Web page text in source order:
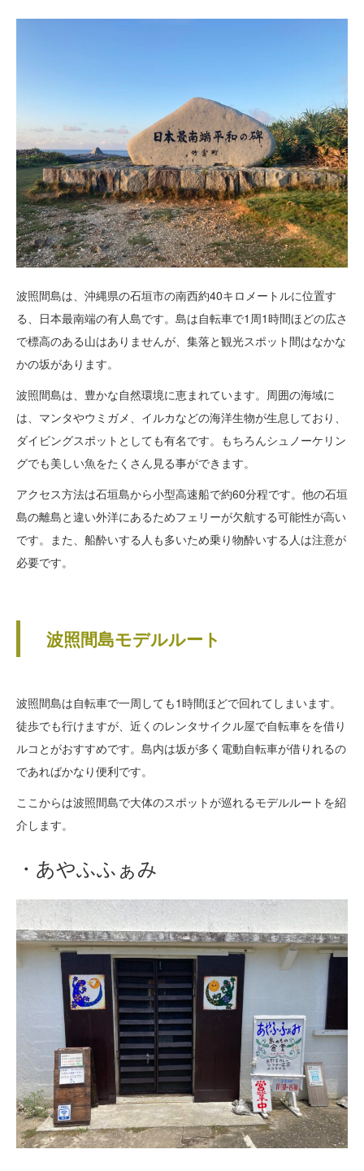
波照間島は、沖縄県の石垣市の南西約40キロメートルに位置す
る、日本最南端の有人島です。島は自転車で1周1時間ほどの広さ
で標高のある山はありませんが、集落と観光スポット間はなかな
かの坂があります。
波照間島は、豊かな自然環境に恵まれています。周囲の海域に
は、マンタやウミガメ、イルカなどの海洋生物が生息しており、
ダイビングスポットとしても有名です。もちろんシュノーケリン
グでも美しい魚をたくさん見る事ができます。
アクセス方法は石垣島から小型高速船で約60分程です。他の石垣
島の離島と違い外洋にあるためフェリーが欠航する可能性が高い
です。また、船酔いする人も多いため乗り物酔いする人は注意が
必要です。
波照間島モデルルート
波照間島は自転車で一周しても1時間ほどで回れてしまいます。
徒歩でも行けますが、近くのレンタサイクル屋で自転車をを借り
ルコとがおすすめです。島内は坂が多く電動自転車が借りれるの
であればかなり便利です。
ここからは波照間島で大体のスポットが巡れるモデルルートを紹
介します。
・あやふふぁみ